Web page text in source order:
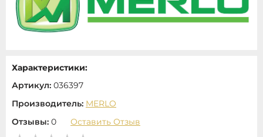
Характеристики:
Артикул: 036397
Производитель: MERLO
Отзывы: 0 Оставить Отзыв